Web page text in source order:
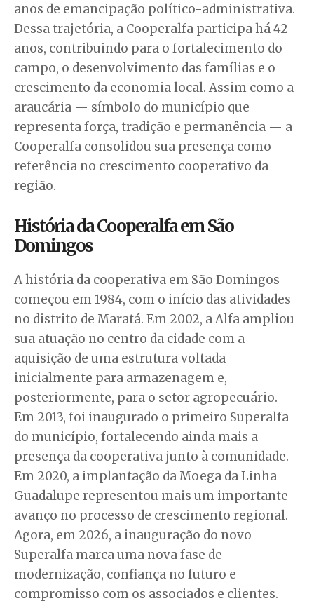
anos de emancipação político-administrativa.
Dessa trajetória, a Cooperalfa participa há 42
anos, contribuindo para o fortalecimento do
campo, o desenvolvimento das famílias e o
crescimento da economia local. Assim como a
araucária — símbolo do município que
representa força, tradição e permanência — a
Cooperalfa consolidou sua presença como
referência no crescimento cooperativo da
região.
História da Cooperalfa em São
Domingos
A história da cooperativa em São Domingos
começou em 1984, com o início das atividades
no distrito de Maratá. Em 2002, a Alfa ampliou
sua atuação no centro da cidade com a
aquisição de uma estrutura voltada
inicialmente para armazenagem e,
posteriormente, para o setor agropecuário.
Em 2013, foi inaugurado o primeiro Superalfa
do município, fortalecendo ainda mais a
presença da cooperativa junto à comunidade.
Em 2020, a implantação da Moega da Linha
Guadalupe representou mais um importante
avanço no processo de crescimento regional.
Agora, em 2026, a inauguração do novo
Superalfa marca uma nova fase de
modernização, confiança no futuro e
compromisso com os associados e clientes.